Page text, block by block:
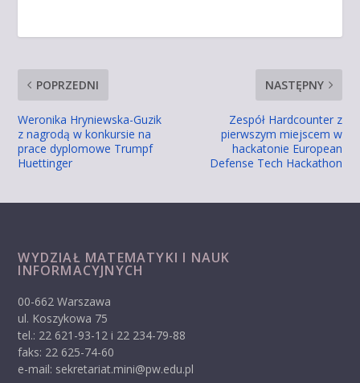
POPRZEDNI
Weronika Hryniewska-Guzik
z nagrodą w konkursie na
prace dyplomowe Trumpf
Huettinger
NASTĘPNY
Zespół Hardcounter z
pierwszym miejscem w
hackatonie European
Defense Tech Hackathon
WYDZIAŁ MATEMATYKI I NAUK
INFORMACYJNYCH
00-662 Warszawa
ul. Koszykowa 75
tel.: 22 621-93-12 i 22 234-79-88
faks: 22 625-74-60
e-mail: sekretariat.mini@pw.edu.pl